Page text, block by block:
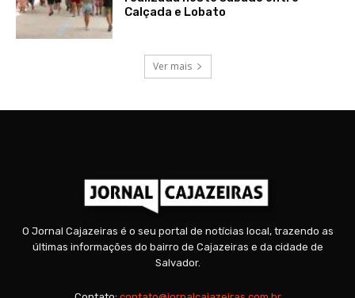
Calçada e Lobato
Ver mais
O Jornal Cajazeiras é o seu portal de notícias local, trazendo as
últimas informações do bairro de Cajazeiras e da cidade de
Salvador.